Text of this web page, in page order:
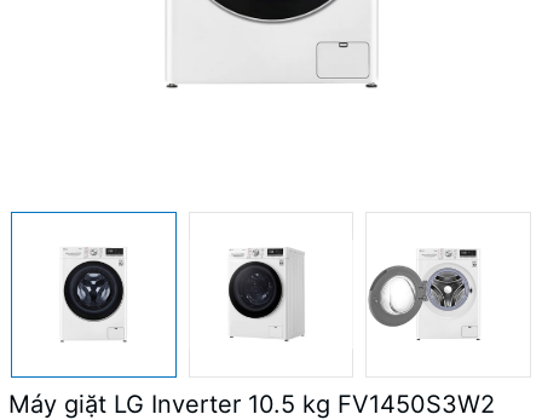
Máy giặt LG Inverter 10.5 kg FV1450S3W2